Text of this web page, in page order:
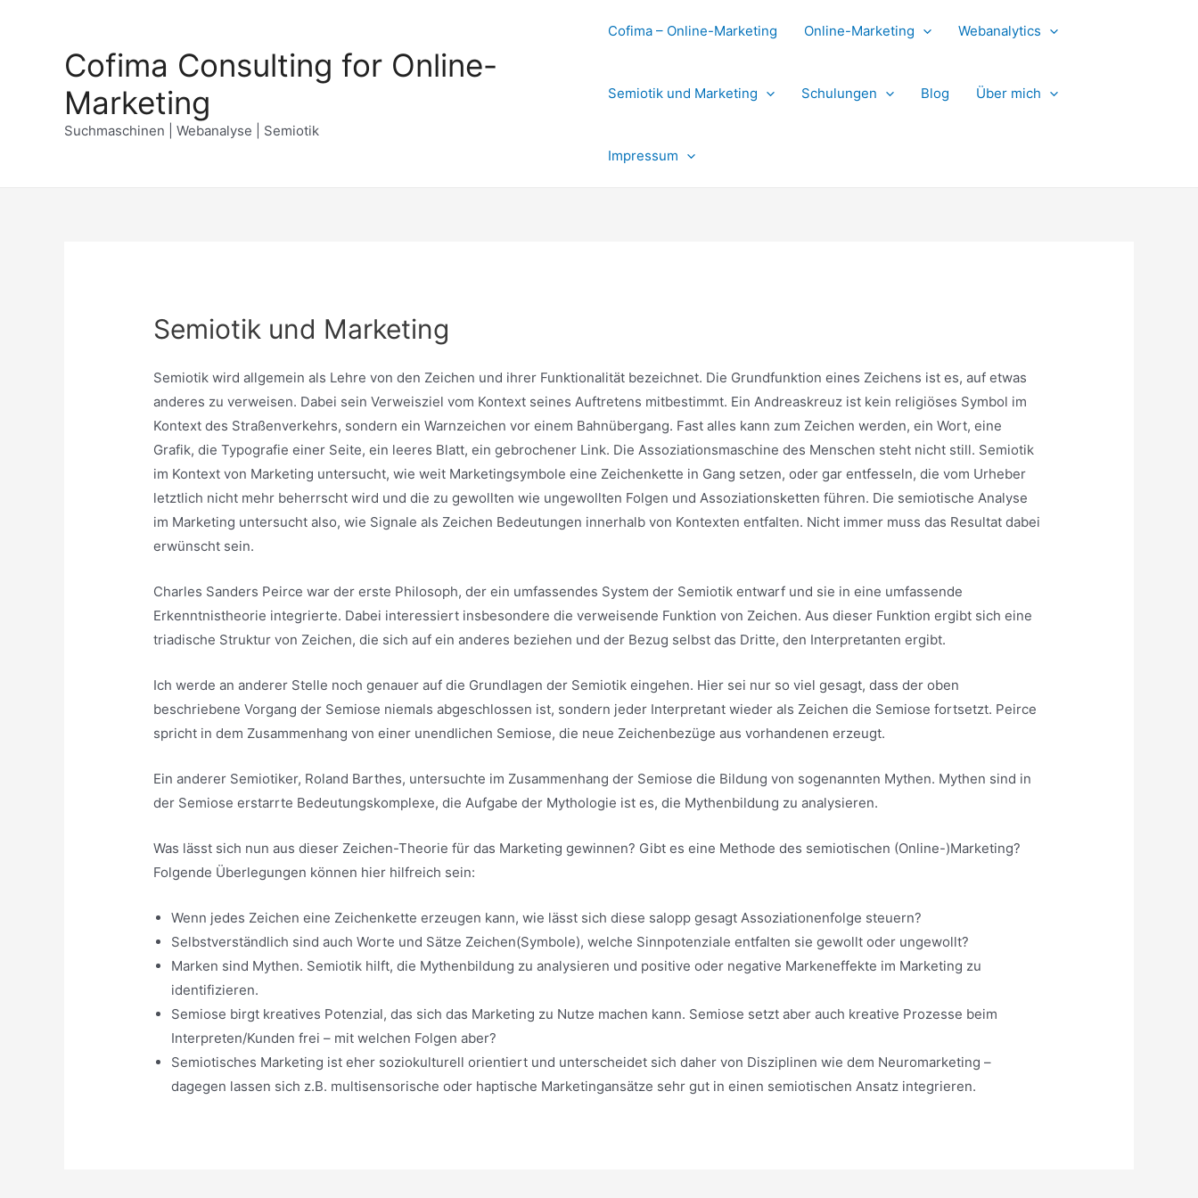
Cofima Consulting for Online-
Marketing
Suchmaschinen | Webanalyse | Semiotik
Cofima – Online-Marketing Online-Marketing Webanalytics
Semiotik und Marketing Schulungen Blog Über mich
Impressum
Semiotik und Marketing
Semiotik wird allgemein als Lehre von den Zeichen und ihrer Funktionalität bezeichnet. Die Grundfunktion eines Zeichens ist es, auf etwas
anderes zu verweisen. Dabei sein Verweisziel vom Kontext seines Auftretens mitbestimmt. Ein Andreaskreuz ist kein religiöses Symbol im
Kontext des Straßenverkehrs, sondern ein Warnzeichen vor einem Bahnübergang. Fast alles kann zum Zeichen werden, ein Wort, eine
Grafik, die Typografie einer Seite, ein leeres Blatt, ein gebrochener Link. Die Assoziationsmaschine des Menschen steht nicht still. Semiotik
im Kontext von Marketing untersucht, wie weit Marketingsymbole eine Zeichenkette in Gang setzen, oder gar entfesseln, die vom Urheber
letztlich nicht mehr beherrscht wird und die zu gewollten wie ungewollten Folgen und Assoziationsketten führen. Die semiotische Analyse
im Marketing untersucht also, wie Signale als Zeichen Bedeutungen innerhalb von Kontexten entfalten. Nicht immer muss das Resultat dabei
erwünscht sein.
Charles Sanders Peirce war der erste Philosoph, der ein umfassendes System der Semiotik entwarf und sie in eine umfassende
Erkenntnistheorie integrierte. Dabei interessiert insbesondere die verweisende Funktion von Zeichen. Aus dieser Funktion ergibt sich eine
triadische Struktur von Zeichen, die sich auf ein anderes beziehen und der Bezug selbst das Dritte, den Interpretanten ergibt.
Ich werde an anderer Stelle noch genauer auf die Grundlagen der Semiotik eingehen. Hier sei nur so viel gesagt, dass der oben
beschriebene Vorgang der Semiose niemals abgeschlossen ist, sondern jeder Interpretant wieder als Zeichen die Semiose fortsetzt. Peirce
spricht in dem Zusammenhang von einer unendlichen Semiose, die neue Zeichenbezüge aus vorhandenen erzeugt.
Ein anderer Semiotiker, Roland Barthes, untersuchte im Zusammenhang der Semiose die Bildung von sogenannten Mythen. Mythen sind in
der Semiose erstarrte Bedeutungskomplexe, die Aufgabe der Mythologie ist es, die Mythenbildung zu analysieren.
Was lässt sich nun aus dieser Zeichen-Theorie für das Marketing gewinnen? Gibt es eine Methode des semiotischen (Online-)Marketing?
Folgende Überlegungen können hier hilfreich sein:
Wenn jedes Zeichen eine Zeichenkette erzeugen kann, wie lässt sich diese salopp gesagt Assoziationenfolge steuern?
Selbstverständlich sind auch Worte und Sätze Zeichen(Symbole), welche Sinnpotenziale entfalten sie gewollt oder ungewollt?
Marken sind Mythen. Semiotik hilft, die Mythenbildung zu analysieren und positive oder negative Markeneffekte im Marketing zu
identifizieren.
Semiose birgt kreatives Potenzial, das sich das Marketing zu Nutze machen kann. Semiose setzt aber auch kreative Prozesse beim
Interpreten/Kunden frei – mit welchen Folgen aber?
Semiotisches Marketing ist eher soziokulturell orientiert und unterscheidet sich daher von Disziplinen wie dem Neuromarketing –
dagegen lassen sich z.B. multisensorische oder haptische Marketingansätze sehr gut in einen semiotischen Ansatz integrieren.